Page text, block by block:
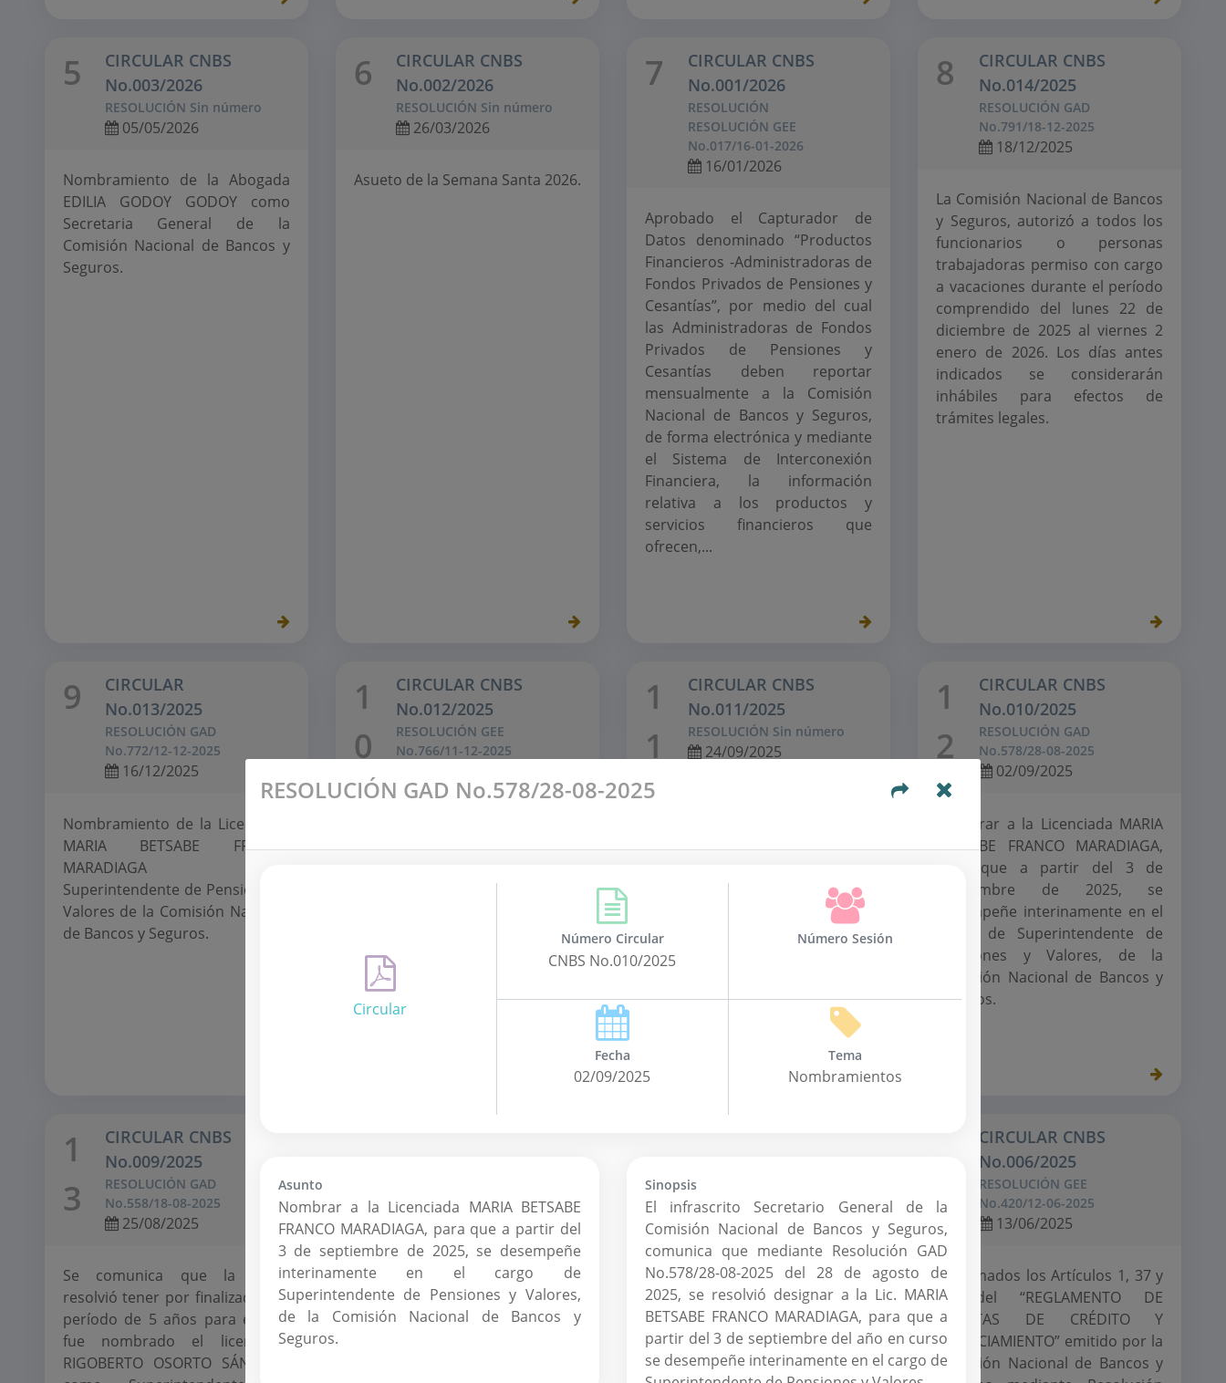
5
CIRCULAR CNBS
No.003/2026
RESOLUCIÓN Sin número
05/05/2026
Nombramiento de la Abogada
EDILIA GODOY GODOY como
Secretaria General de la
Comisión Nacional de Bancos y
Seguros.
6
CIRCULAR CNBS
No.002/2026
RESOLUCIÓN Sin número
26/03/2026
Asueto de la Semana Santa 2026.
7
CIRCULAR CNBS
No.001/2026
RESOLUCIÓN
RESOLUCIÓN GEE
No.017/16-01-2026
16/01/2026
Aprobado el Capturador de
Datos denominado “Productos
Financieros -Administradoras de
Fondos Privados de Pensiones y
Cesantías”, por medio del cual
las Administradoras de Fondos
Privados de Pensiones y
Cesantías deben reportar
mensualmente a la Comisión
Nacional de Bancos y Seguros,
de forma electrónica y mediante
el Sistema de Interconexión
Financiera, la información
relativa a los productos y
servicios financieros que
ofrecen,...
8
CIRCULAR CNBS
No.014/2025
RESOLUCIÓN GAD
No.791/18-12-2025
18/12/2025
La Comisión Nacional de Bancos
y Seguros, autorizó a todos los
funcionarios o personas
trabajadoras permiso con cargo
a vacaciones durante el período
comprendido del lunes 22 de
diciembre de 2025 al viernes 2
enero de 2026. Los días antes
indicados se considerarán
inhábiles para efectos de
trámites legales.
9
CIRCULAR
No.013/2025
RESOLUCIÓN GAD
No.772/12-12-2025
16/12/2025
Nombramiento de la Licenciada
MARIA BETSABE FRANCO
MARADIAGA como
Superintendente de Pensiones y
Valores de la Comisión Nacional
de Bancos y Seguros.
1
0
CIRCULAR CNBS
No.012/2025
RESOLUCIÓN GEE
No.766/11-12-2025
las “NORMAS PARA LA
DE LA CARTERA CREDITICIA”...
1
1
CIRCULAR CNBS
No.011/2025
RESOLUCIÓN Sin número
24/09/2025
1
2
CIRCULAR CNBS
No.010/2025
RESOLUCIÓN GAD
No.578/28-08-2025
02/09/2025
Nombrar a la Licenciada MARIA
BETSABE FRANCO MARADIAGA,
para que a partir del 3 de
septiembre de 2025, se
desempeñe interinamente en el
cargo de Superintendente de
Pensiones y Valores, de la
Comisión Nacional de Bancos y
Seguros.
1
3
CIRCULAR CNBS
No.009/2025
RESOLUCIÓN GAD
No.558/18-08-2025
25/08/2025
Se comunica que la CNBS
resolvió tener por finalizado el II
período de 5 años para el cual
fue nombrado el licenciado
RIGOBERTO OSORTO SÁNCHEZ,
4
No.550/18-08-2025
19/08/2025
A partir de las cifras
correspondientes al mes de
septiembre de 2025, los
5
RESOLUCIÓN GEE
No.549/18-08-2025
19/08/2025
Aprobadas las reformas al
“Reglamento de Inversiones de
los Fondos Públicos de
Pensiones por parte de los
Institutos Públicos de Previsión
6
CIRCULAR CNBS
No.006/2025
RESOLUCIÓN GEE
No.420/12-06-2025
13/06/2025
Reformados los Artículos 1, 37 y
45 del “REGLAMENTO DE
TARJETAS DE CRÉDITO Y
FINANCIAMIENTO” emitido por la
Comisión Nacional de Bancos y
RESOLUCIÓN GAD No.578/28-08-2025
Circular
Número Circular
CNBS No.010/2025
Número Sesión
Fecha
02/09/2025
Tema
Nombramientos
Asunto
Nombrar a la Licenciada MARIA BETSABE
FRANCO MARADIAGA, para que a partir del
3 de septiembre de 2025, se desempeñe
interinamente en el cargo de
Superintendente de Pensiones y Valores,
de la Comisión Nacional de Bancos y
Seguros.
Sinopsis
El infrascrito Secretario General de la
Comisión Nacional de Bancos y Seguros,
comunica que mediante Resolución GAD
No.578/28-08-2025 del 28 de agosto de
2025, se resolvió designar a la Lic. MARIA
BETSABE FRANCO MARADIAGA, para que a
partir del 3 de septiembre del año en curso
se desempeñe interinamente en el cargo de